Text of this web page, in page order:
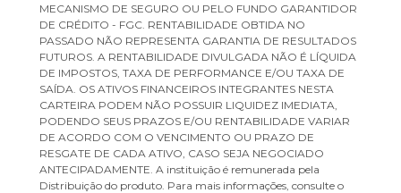
MECANISMO DE SEGURO OU PELO FUNDO GARANTIDOR
DE CRÉDITO - FGC. RENTABILIDADE OBTIDA NO
PASSADO NÃO REPRESENTA GARANTIA DE RESULTADOS
FUTUROS. A RENTABILIDADE DIVULGADA NÃO É LÍQUIDA
DE IMPOSTOS, TAXA DE PERFORMANCE E/OU TAXA DE
SAÍDA. OS ATIVOS FINANCEIROS INTEGRANTES NESTA
CARTEIRA PODEM NÃO POSSUIR LIQUIDEZ IMEDIATA,
PODENDO SEUS PRAZOS E/OU RENTABILIDADE VARIAR
DE ACORDO COM O VENCIMENTO OU PRAZO DE
RESGATE DE CADA ATIVO, CASO SEJA NEGOCIADO
ANTECIPADAMENTE. A instituição é remunerada pela
Distribuição do produto. Para mais informações, consulte o